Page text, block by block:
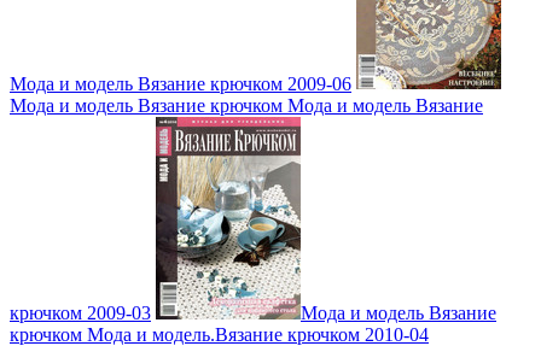
Мода и модель Вязание крючком 2009-06
Мода и модель Вязание крючком Мода и модель Вязание
крючком 2009-03
Мода и модель Вязание
крючком Мода и модель.Вязание крючком 2010-04